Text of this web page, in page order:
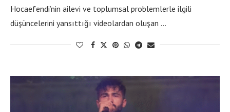
Hocaefendi’nin ailevi ve toplumsal problemlerle ilgili
düşüncelerini yansıttığı videolardan oluşan …